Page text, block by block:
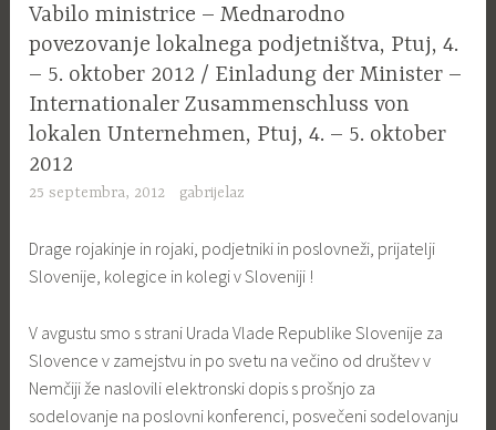
Vabilo ministrice – Mednarodno
povezovanje lokalnega podjetništva, Ptuj, 4.
– 5. oktober 2012 / Einladung der Minister –
Internationaler Zusammenschluss von
lokalen Unternehmen, Ptuj, 4. – 5. oktober
2012
25 septembra, 2012 gabrijelaz
Drage rojakinje in rojaki, podjetniki in poslovneži, prijatelji
Slovenije, kolegice in kolegi v Sloveniji !
V avgustu smo s strani Urada Vlade Republike Slovenije za
Slovence v zamejstvu in po svetu na večino od društev v
Nemčiji že naslovili elektronski dopis s prošnjo za
sodelovanje na poslovni konferenci, posvečeni sodelovanju